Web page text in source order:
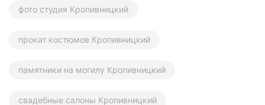
фото студия Кропивницкий
прокат костюмов Кропивницкий
памятники на могилу Кропивницкий
свадебные салоны Кропивницкий